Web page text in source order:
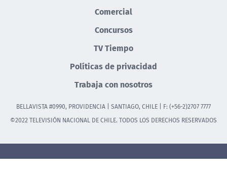
Comercial
Concursos
TV Tiempo
Políticas de privacidad
Trabaja con nosotros
BELLAVISTA #0990, PROVIDENCIA | SANTIAGO, CHILE | F: (+56-2)2707 7777
©2022 TELEVISIÓN NACIONAL DE CHILE. TODOS LOS DERECHOS RESERVADOS